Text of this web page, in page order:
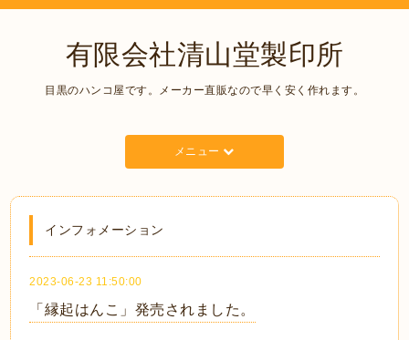
有限会社清山堂製印所
目黒のハンコ屋です。メーカー直販なので早く安く作れます。
メニュー
インフォメーション
2023-06-23 11:50:00
「縁起はんこ」発売されました。